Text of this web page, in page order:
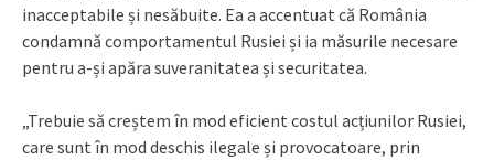
inacceptabile și nesăbuite. Ea a accentuat că România
condamnă comportamentul Rusiei și ia măsurile necesare
pentru a-și apăra suveranitatea și securitatea.
„Trebuie să creștem în mod eficient costul acțiunilor Rusiei,
care sunt în mod deschis ilegale și provocatoare, prin